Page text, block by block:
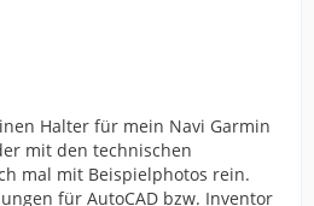
Halter für mein Navi Garmin
mit den technischen
mal mit Beispielphotos rein.
für AutoCAD bzw. Inventor